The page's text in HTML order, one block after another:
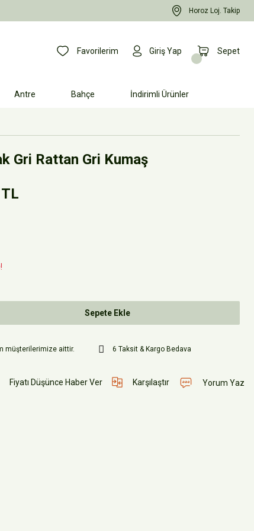
Horoz Loj. Takip
Favorilerim Giriş Yap Sepet
Antre Bahçe İndirimli Ürünler
Gri Rattan Gri Kumaş
Sepete Ekle
müşterilerimize aittir. 6 Taksit & Kargo Bedava
Fiyatı Düşünce Haber Ver Karşılaştır Yorum Yaz